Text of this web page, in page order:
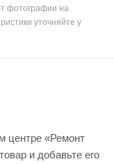
фотографии на
уточняйте у
центре «Ремонт
и добавьте его